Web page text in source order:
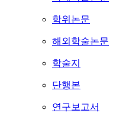
학위논문
해외학술논문
학술지
단행본
연구보고서